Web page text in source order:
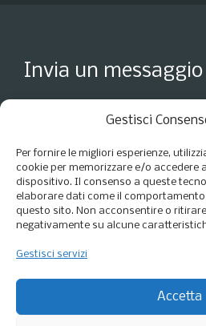
Gestisci
Per fornire le migliori esperienze,
cookie per memorizzare e/o accedere
dispositivo. Il consenso a queste
elaborare dati come il
questo sito. Non acconsentire o
negativamente su alcune
Gestisci servizi
Accetta
Invia un messaggio
Accetto i termini dellaPrivacy